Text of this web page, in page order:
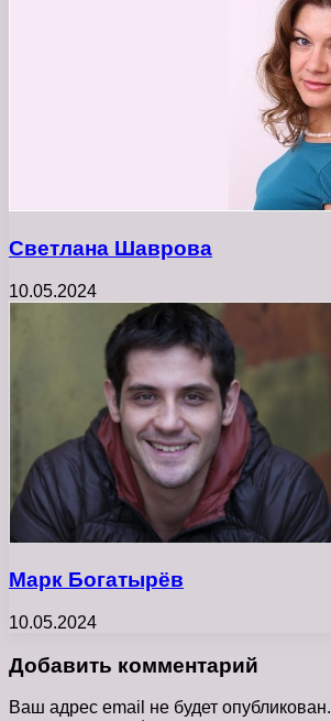
Светлана Шаврова
10.05.2024
Марк Богатырёв
10.05.2024
Добавить комментарий
Ваш адрес email не будет опубликован.